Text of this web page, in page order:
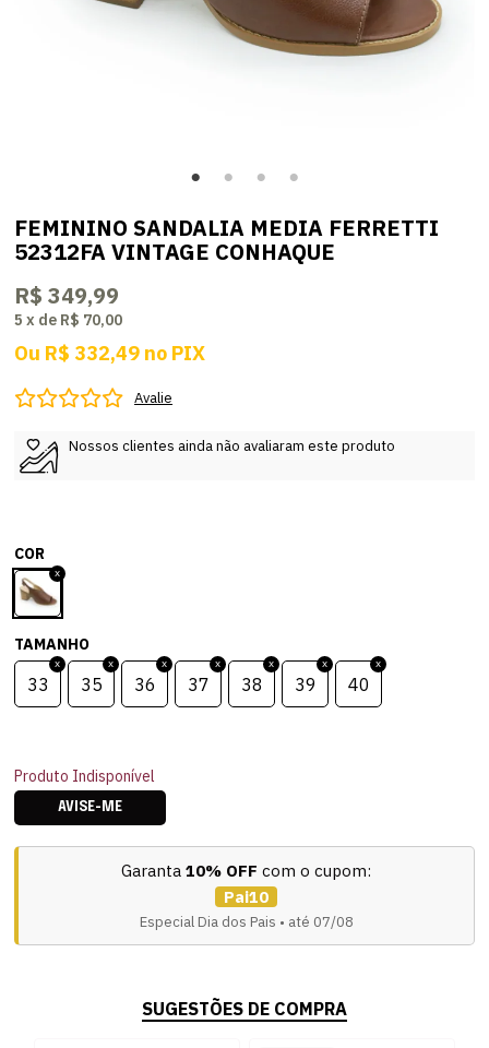
FEMININO SANDALIA MEDIA FERRETTI
52312FA VINTAGE CONHAQUE
R$ 349,99
5 x de R$ 70,00
Ou R$ 332,49 no PIX
Avalie
Nossos clientes ainda não avaliaram este produto
COR
TAMANHO
33 35 36 37 38 39 40
Produto Indisponível
AVISE-ME
Garanta 10% OFF com o cupom:
Pai10
Especial Dia dos Pais • até 07/08
SUGESTÕES DE COMPRA